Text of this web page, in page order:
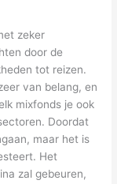
zeker
door de
tot reizen.
van belang, en
mixfonds je ook
Doordat
maar het is
Het
zal gebeuren,